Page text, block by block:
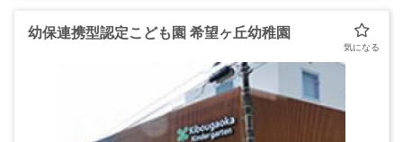
幼保連携型認定こども園 希望ヶ丘幼稚園